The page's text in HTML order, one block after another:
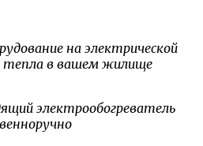
на электрической
тепла в вашем жилище
электрообогреватель